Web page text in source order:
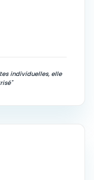
individuelles, elle